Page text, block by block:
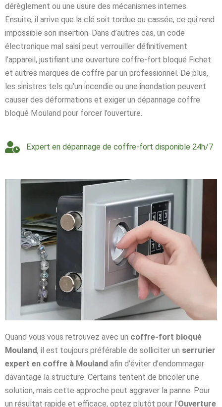
dérèglement ou une usure des mécanismes internes.
Ensuite, il arrive que la clé soit tordue ou cassée, ce qui rend
impossible son insertion. Dans d’autres cas, un code
électronique mal saisi peut verrouiller définitivement
l’appareil, justifiant une ouverture coffre-fort bloqué Fichet
et autres marques de coffre par un professionnel. De plus,
les sinistres tels qu’un incendie ou une inondation peuvent
causer des déformations et exiger un dépannage coffre
bloqué Mouland pour forcer l’ouverture.
Expert en dépannage de coffre-fort disponible 24h/7
Quand vous vous retrouvez avec un coffre-fort bloqué
Mouland, il est toujours préférable de solliciter un serrurier
expert en coffre à Mouland afin d’éviter d’endommager
davantage la structure. Certains tentent de bricoler une
solution, mais cette approche peut aggraver la panne. Pour
un résultat rapide et efficace, optez plutôt pour l’Ouverture